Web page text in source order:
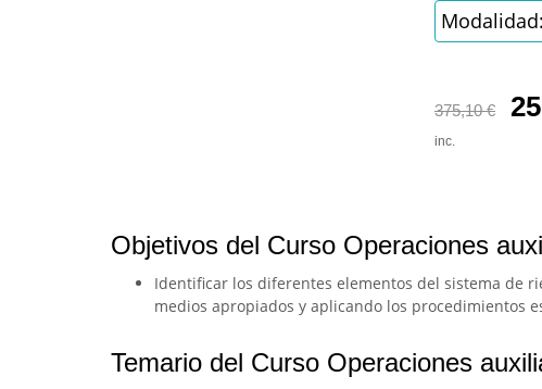
Modalidad:
375,10€
inc.
Objetivos del Curso Operaciones
Identificar los diferentes elementos del sistema de
medios apropiados y aplicando los procedimientos
Temario del Curso Operaciones